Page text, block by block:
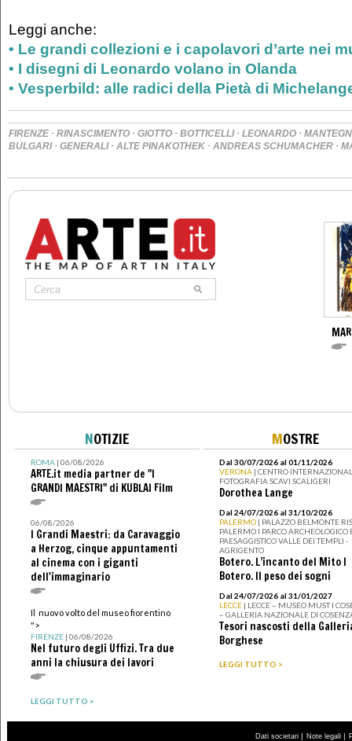
Leggi anche:
• Le grandi collezioni e i capolavori d’arte nei
• I disegni di Leonardo volano in Olanda
• Vesperbild: alle radici della Pietà di
FIRENZE · RINASCIMENTO · GIOTTO · BOTTICELLI· LEONARDO ·
BULGARI· GENERALI· ALTE PINAKOTHEK · ANDREAS SCHUMACHER ·
NOTIZIE
ROMA| 06/08/2026
ARTE.it media partner de "I
GRANDI MAESTRI" di KUBLAI Film
06/08/2026
I Grandi Maestri: da Caravaggio
a Herzog, cinque appuntamenti
al cinema con i giganti
dell'immaginario
Il nuovo volto del museo fiorentino
">
FIRENZE| 06/08/2026
Nel futuro degli Uffizi. Tra due
anni la chiusura dei lavori
LEGGI TUTTO >
MOSTRE
Dal 30/07/2026 al 01/11/2026
VERONA | CENTRO
FOTOGRAFIA SCAVI SCALIGERI
Dorothea Lange
Dal 24/07/2026 al 31/10/2026
PALERMO | PALAZZO BELMONTE
PALERMO I PARCO ARCHEOLOGICO
PAESAGGISTICO VALLE DEI TEMPLI -
AGRIGENTO
Botero. L’incanto del Mito I
Botero. Il peso dei sogni
Dal 24/07/2026 al 31/01/2027
LECCE | LECCE – MUSEO MUST I
– GALLERIA NAZIONALE DI
Tesori nascosti della
Borghese
LEGGI TUTTO >
Dati societari | Note legali |